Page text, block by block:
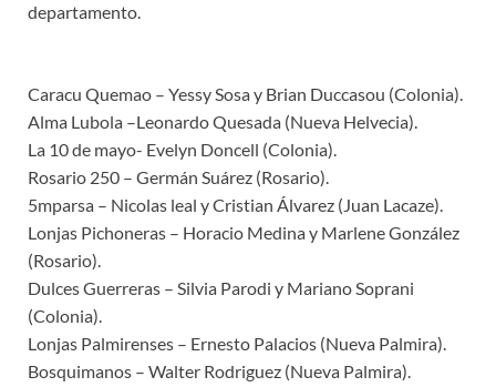
departamento.
Caracu Quemao – Yessy Sosa y Brian Duccasou (Colonia).
Alma Lubola –Leonardo Quesada (Nueva Helvecia).
La 10 de mayo- Evelyn Doncell (Colonia).
Rosario 250 – Germán Suárez (Rosario).
5mparsa – Nicolas leal y Cristian Álvarez (Juan Lacaze).
Lonjas Pichoneras – Horacio Medina y Marlene González
(Rosario).
Dulces Guerreras – Silvia Parodi y Mariano Soprani
(Colonia).
Lonjas Palmirenses – Ernesto Palacios (Nueva Palmira).
Bosquimanos – Walter Rodriguez (Nueva Palmira).